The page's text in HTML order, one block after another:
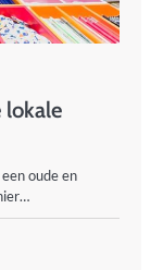
lokale
oude en